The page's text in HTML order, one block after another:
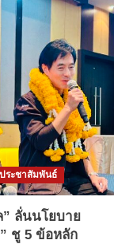
ระชาสัมพันธ์
ลั่นนโยบาย
ชู 5 ข้อหลัก